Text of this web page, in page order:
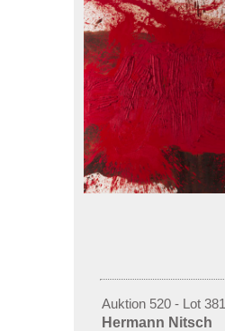
Auktion 520 - Lot 381
Hermann Nitsch